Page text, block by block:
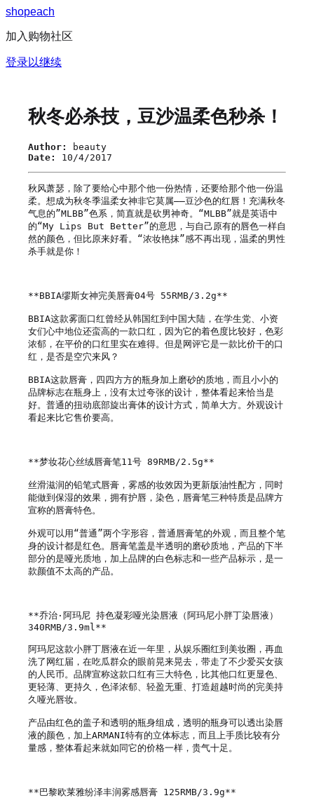
shopeach
加入购物社区
登录以继续
秋冬必杀技，豆沙温柔色秒杀！
Author:
beauty
Date:
10/4/2017
秋风萧瑟，除了要给心中那个他一份热情，还要给那个他一份温
柔。想成为秋冬季温柔女神非它莫属——豆沙色的红唇！充满秋冬
气息的”MLBB”色系，简直就是砍男神奇。“MLBB”就是英语中
的“My Lips But Better”的意思，与自己原有的唇色一样自
然的颜色，但比原来好看。“浓妆艳抹”感不再出现，温柔的男性
杀手就是你！
**BBIA缪斯女神完美唇膏04号 55RMB/3.2g**
BBIA这款雾面口红曾经从韩国红到中国大陆，在学生党、小资
女们心中地位还蛮高的一款口红，因为它的着色度比较好，色彩
浓郁，在平价的口红里实在难得。但是网评它是一款比价干的口
红，是否是空穴来风？
BBIA这款唇膏，四四方方的瓶身加上磨砂的质地，而且小小的
品牌标志在瓶身上，没有太过夸张的设计，整体看起来恰当是
好。普通的扭动底部旋出膏体的设计方式，简单大方。外观设计
看起来比它售价要高。
**梦妆花心丝绒唇膏笔11号 89RMB/2.5g**
丝滑滋润的铅笔式唇膏，雾感的妆效因为更新版油性配方，同时
能做到保湿的效果，拥有护唇，染色，唇膏笔三种特质是品牌方
宣称的唇膏特色。
外观可以用“普通”两个字形容，普通唇膏笔的外观，而且整个笔
身的设计都是红色。唇膏笔盖是半透明的磨砂质地，产品的下半
部分的是哑光质地，加上品牌的白色标志和一些产品标示，是一
款颜值不太高的产品。
**乔治·阿玛尼 持色凝彩哑光染唇液（阿玛尼小胖丁染唇液）
340RMB/3.9ml**
阿玛尼这款小胖丁唇液在近一年里，从娱乐圈红到美妆圈，再血
洗了网红届，在吃瓜群众的眼前晃来晃去，带走了不少爱买女孩
的人民币。品牌宣称这款口红有三大特色，比其他口红更显色、
更轻薄、更持久，色泽浓郁、轻盈无重、打造超越时尚的完美持
久哑光唇妆。
产品由红色的盖子和透明的瓶身组成，透明的瓶身可以透出染唇
液的颜色，加上ARMANI特有的立体标志，而且上手质比较有分
量感，整体看起来就如同它的价格一样，贵气十足。
**巴黎欧莱雅纷泽丰润雾感唇膏 125RMB/3.9g**